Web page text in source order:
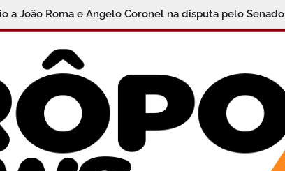
a João Roma e Angelo Coronel na disputa pelo